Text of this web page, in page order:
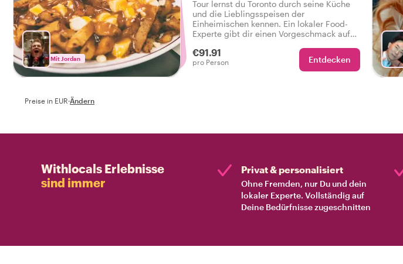
Mit Jordan
Tour lernst du Toronto durch seine Küche
und die Lieblingsspeisen der
Einheimischen kennen. Ein lokaler Food-
Experte gibt dir einen Vorgeschmack auf
Heißhunger auf lokales Essen und
Stadthighlights.
€91.91
pro Person Entdecken
Preise in EUR·Ändern
Withlocals Erlebnisse
sind immer
Privat & personalisiert
Ohne Fremden, nur Du und dein
lokaler Experte. Vollständig auf
Deine Bedürfnisse zugeschnitten